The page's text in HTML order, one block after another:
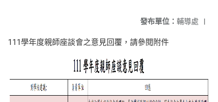
發布單位： 輔導處 |
111學年度親師座談會之意見回覆，請參閱附件